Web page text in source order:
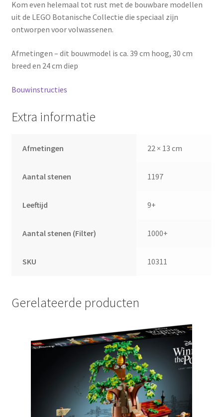
Kom even helemaal tot rust met de bouwbare modellen
uit de LEGO Botanische Collectie die speciaal zijn
ontworpen voor volwassenen.
Afmetingen – dit bouwmodel is ca. 39 cm hoog, 30 cm
breed en 24 cm diep
Bouwinstructies
Extra informatie
Afmetingen 22 × 13 cm
Aantal stenen 1197
Leeftijd 9+
Aantal stenen (Filter) 1000+
SKU 10311
Gerelateerde producten